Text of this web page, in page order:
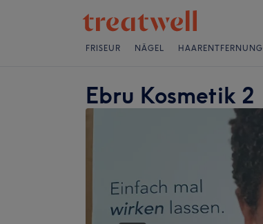
FRISEUR NÄGEL HAARENTFERNUNG
Ebru Kosmetik 2